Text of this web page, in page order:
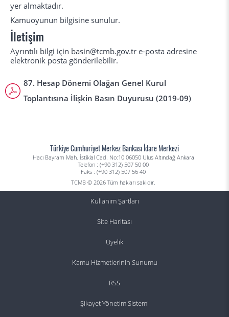
yer almaktadır.
Kamuoyunun bilgisine sunulur.
İletişim
Ayrıntılı bilgi için basin@tcmb.gov.tr e-posta adresine
elektronik posta gönderilebilir.
87. Hesap Dönemi Olağan Genel Kurul
Toplantısına İlişkin Basın Duyurusu (2019-09)
Türkiye Cumhuriyet Merkez Bankası İdare Merkezi
Hacı Bayram Mah. İstiklal Cad. No:10 06050 Ulus Altındağ Ankara
Telefon : (+90 312) 507 50 00
Faks : (+90 312) 507 56 40
TCMB © 2026 Tüm hakları saklıdır.
Kullanım Şartları
Site Haritası
Üyelik
Kamu Hizmetlerinin Sunumu
RSS
Şikayet Yönetim Sistemi